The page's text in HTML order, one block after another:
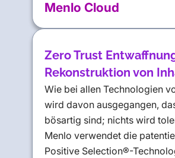
Menlo Cloud
Zero Trust
Rekonstruktion von
Wie bei allen Technologien
wird davon ausgegangen,
bösartig sind; nichts wird
Menlo verwendet die
Positive Selection®-